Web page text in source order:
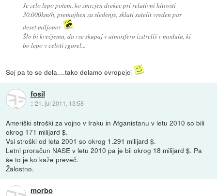
Je zelo lepo potem, ko zmrzjen drekec pri relativni hitrosti
30.000km/h, premajhen za sledenje, sklati satelit vreden par
deset miljonov
.
Šlo bi kvečjemu, da vse skupaj v atmosfero izstreliš v modulu, ki
bo lepo v celoti zgorel...
Sej pa to se dela....tako delamo evropejci
fosil
::21. jul 2011, 13:58
Ameriški stroški za vojno v Iraku in Afganistanu v letu 2010 so bili
okrog 171 milijard $.
Vsi stroški od leta 2001 so okrog 1.291 milijard $.
Letni proračun NASE v letu 2010 pa je bil okrog 18 milijard $. Pa
še to je ko kaže preveč.
Žalostno.
morbo